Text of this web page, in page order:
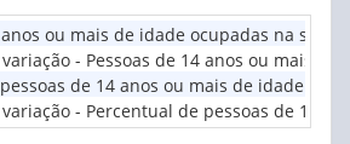
serviço
utiliza...
(1)
anos ou mais de idade ocupadas na
- Pessoas de 14 anos ou mais
de 14 anos ou mais de idade
- Percentual de pessoas de 14